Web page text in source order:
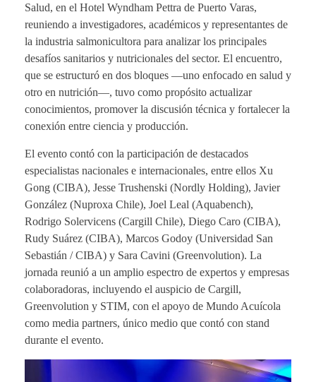
Salud, en el Hotel Wyndham Pettra de Puerto Varas,
reuniendo a investigadores, académicos y representantes de
la industria salmonicultora para analizar los principales
desafíos sanitarios y nutricionales del sector. El encuentro,
que se estructuró en dos bloques —uno enfocado en salud y
otro en nutrición—, tuvo como propósito actualizar
conocimientos, promover la discusión técnica y fortalecer la
conexión entre ciencia y producción.
El evento contó con la participación de destacados
especialistas nacionales e internacionales, entre ellos Xu
Gong (CIBA), Jesse Trushenski (Nordly Holding), Javier
González (Nuproxa Chile), Joel Leal (Aquabench),
Rodrigo Solervicens (Cargill Chile), Diego Caro (CIBA),
Rudy Suárez (CIBA), Marcos Godoy (Universidad San
Sebastián / CIBA) y Sara Cavini (Greenvolution). La
jornada reunió a un amplio espectro de expertos y empresas
colaboradoras, incluyendo el auspicio de Cargill,
Greenvolution y STIM, con el apoyo de Mundo Acuícola
como media partners, único medio que contó con stand
durante el evento.